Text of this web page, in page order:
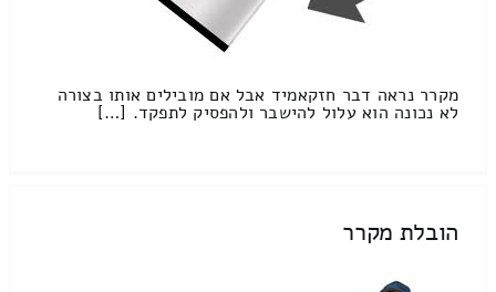
מקרר נראה דבר חזקאמיד אבל אם מובילים אותו בצורה
לא נכונה הוא עלול להישבר ולהפסיק לתפקד. […]
הובלת מקרר